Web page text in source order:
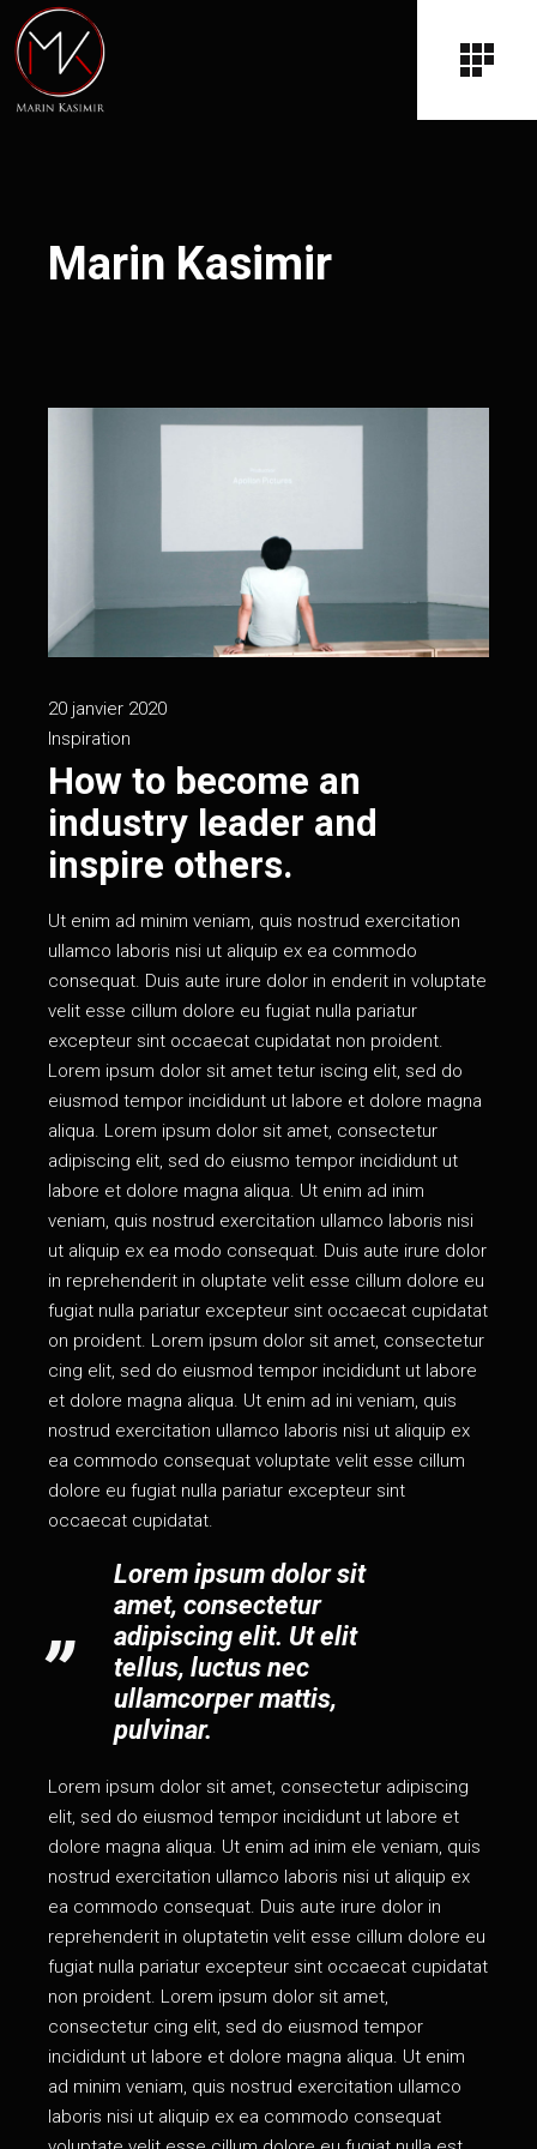
Marin Kasimir
20 janvier 2020
Inspiration
How to become an
industry leader and
inspire others.
Ut enim ad minim veniam, quis nostrud exercitation
ullamco laboris nisi ut aliquip ex ea commodo
consequat. Duis aute irure dolor in enderit in voluptate
velit esse cillum dolore eu fugiat nulla pariatur
excepteur sint occaecat cupidatat non proident.
Lorem ipsum dolor sit amet tetur iscing elit, sed do
eiusmod tempor incididunt ut labore et dolore magna
aliqua. Lorem ipsum dolor sit amet, consectetur
adipiscing elit, sed do eiusmo tempor incididunt ut
labore et dolore magna aliqua. Ut enim ad inim
veniam, quis nostrud exercitation ullamco laboris nisi
ut aliquip ex ea modo consequat. Duis aute irure dolor
in reprehenderit in oluptate velit esse cillum dolore eu
fugiat nulla pariatur excepteur sint occaecat cupidatat
on proident. Lorem ipsum dolor sit amet, consectetur
cing elit, sed do eiusmod tempor incididunt ut labore
et dolore magna aliqua. Ut enim ad ini veniam, quis
nostrud exercitation ullamco laboris nisi ut aliquip ex
ea commodo consequat voluptate velit esse cillum
dolore eu fugiat nulla pariatur excepteur sint
occaecat cupidatat.
Lorem ipsum dolor sit
amet, consectetur
adipiscing elit. Ut elit
tellus, luctus nec
ullamcorper mattis,
pulvinar.
Lorem ipsum dolor sit amet, consectetur adipiscing
elit, sed do eiusmod tempor incididunt ut labore et
dolore magna aliqua. Ut enim ad inim ele veniam, quis
nostrud exercitation ullamco laboris nisi ut aliquip ex
ea commodo consequat. Duis aute irure dolor in
reprehenderit in oluptatetin velit esse cillum dolore eu
fugiat nulla pariatur excepteur sint occaecat cupidatat
non proident. Lorem ipsum dolor sit amet,
consectetur cing elit, sed do eiusmod tempor
incididunt ut labore et dolore magna aliqua. Ut enim
ad minim veniam, quis nostrud exercitation ullamco
laboris nisi ut aliquip ex ea commodo consequat